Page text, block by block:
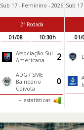
Sub 17 - Feminino - 2026
2ª Rodada
01/08
10:30h
Associação Sul
Americana
2
ADG / SME
Balneário
Gaivota
0
+ estatísticas
Sub
01/